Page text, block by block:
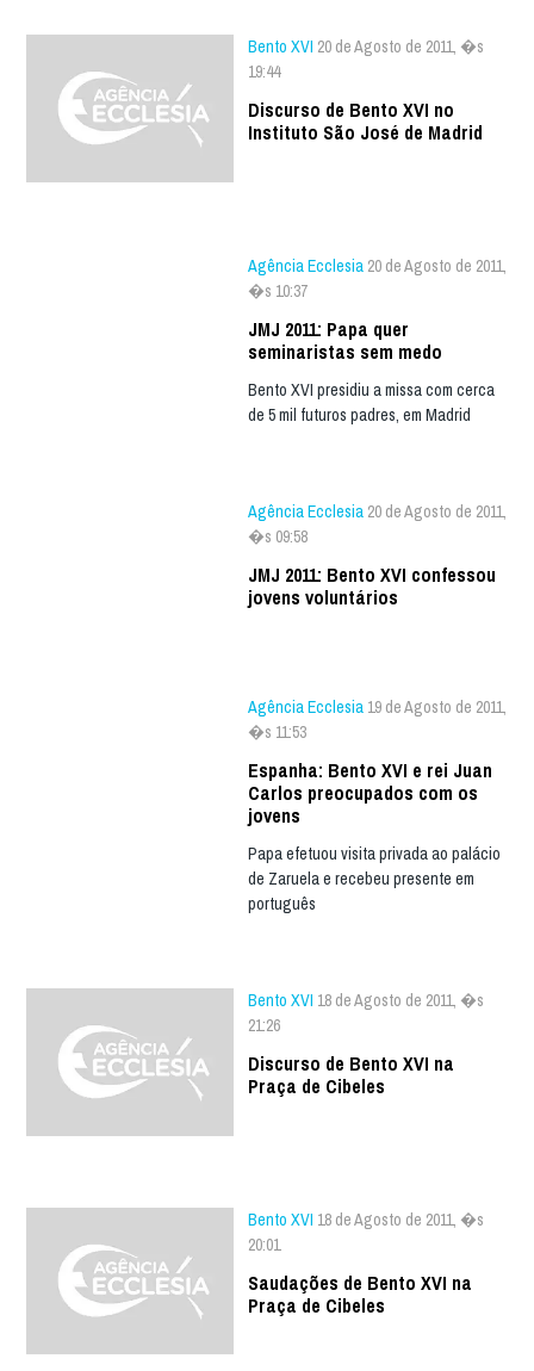
Bento XVI 20 de Agosto de 2011, �s
19:44
Discurso de Bento XVI no
Instituto São José de Madrid
Agência Ecclesia 20 de Agosto de 2011,
�s 10:37
JMJ 2011: Papa quer
seminaristas sem medo
Bento XVI presidiu a missa com cerca
de 5 mil futuros padres, em Madrid
Agência Ecclesia 20 de Agosto de 2011,
�s 09:58
JMJ 2011: Bento XVI confessou
jovens voluntários
Agência Ecclesia 19 de Agosto de 2011,
�s 11:53
Espanha: Bento XVI e rei Juan
Carlos preocupados com os
jovens
Papa efetuou visita privada ao palácio
de Zaruela e recebeu presente em
português
Bento XVI 18 de Agosto de 2011, �s
21:26
Discurso de Bento XVI na
Praça de Cibeles
Bento XVI 18 de Agosto de 2011, �s
20:01
Saudações de Bento XVI na
Praça de Cibeles